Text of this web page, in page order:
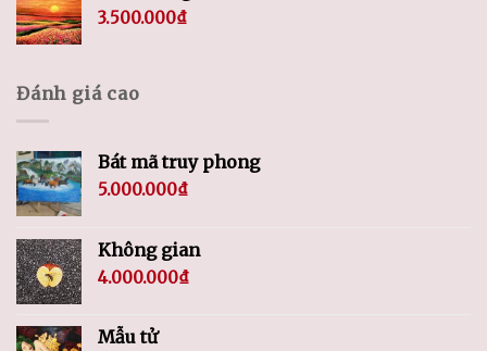
3.500.000₫
Đánh giá cao
Bát mã truy phong
5.000.000₫
Không gian
4.000.000₫
Mẫu tử